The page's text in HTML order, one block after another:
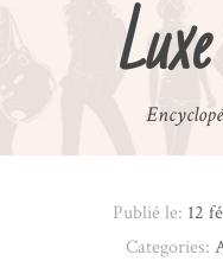
Publié le: 12
Categories: